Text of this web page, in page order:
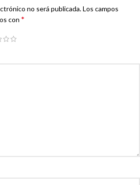
no será publicada.Los campos
con *